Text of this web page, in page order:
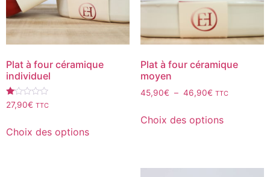
Plat à four céramique
individuel
Note
1.00
27,90€ TTC
Choix des options
Plat à four céramique
moyen
45,90€ – 46,90€ TTC
Choix des options